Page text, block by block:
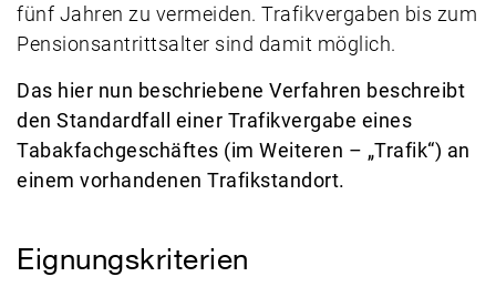
fünf Jahren zu vermeiden. Trafikvergaben bis zum
Pensionsantrittsalter sind damit möglich.
Das hier nun beschriebene Verfahren beschreibt
den Standardfall einer Trafikvergabe eines
Tabakfachgeschäftes (im Weiteren – „Trafik“) an
einem vorhandenen Trafikstandort.
Eignungskriterien